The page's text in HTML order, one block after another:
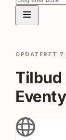
OPDATERET
Tilbud